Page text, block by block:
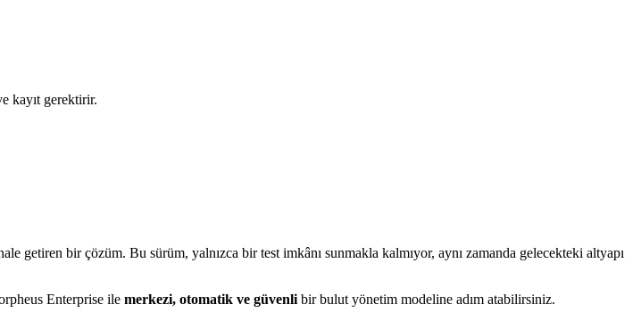
kayıt gerektirir.
getiren bir çözüm. Bu sürüm, yalnızca bir test imkânı sunmakla kalmıyor, aynı zamanda gelecekteki altyapı
Enterprise ile merkezi, otomatik ve güvenli bir bulut yönetim modeline adım atabilirsiniz.